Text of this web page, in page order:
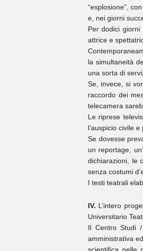
“esplosione”,
e, nei giorni
Per dodici
attrice e
la simultaneità
una sorta di
Se, invece, si
raccordo dei
telecamera
Le riprese
l’auspicio civile
Se dovesse
un reportage,
dichiarazioni, le
senza costumi
I testi teatrali
IV. L’intero
Universitario
Il Centro Studi
amministrativa